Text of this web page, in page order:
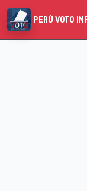
PERÚ VOTO